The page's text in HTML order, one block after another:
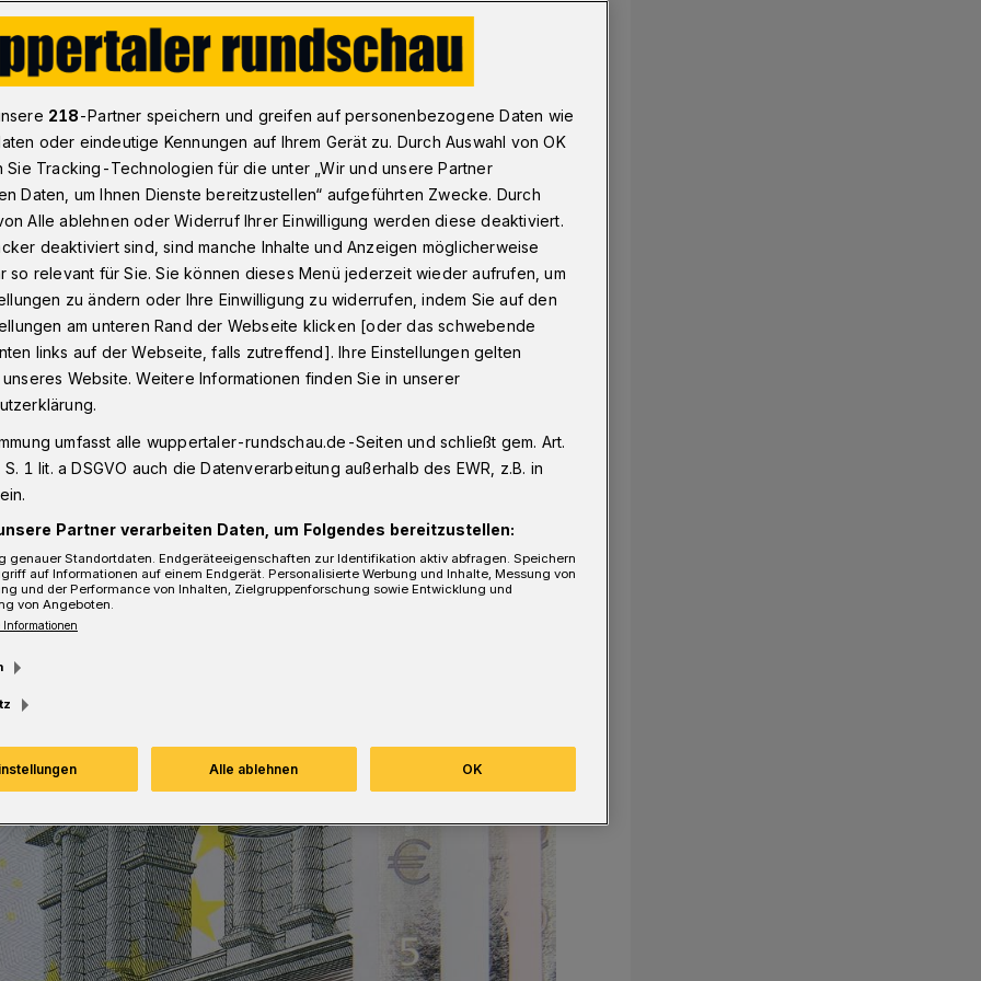
geeigneten Kredit beantragen
zum geeigneten
Kreditarten für jeweils andere Projekte
die passenden Kredite auszuwählen,
zu haben, ohne hierfür übermäßig
gibt es fünf Schritte, die auf
gegangen werden müssen. Das gilt
etwas gönnen, das Geld investieren
Dieser Artikel stellt die fünf
vor und erläutert, worauf
achten müssen.
218-Partner speichern und greifen auf personenbezogene Daten wie
oder eindeutige Kennungen auf Ihrem Gerät zu. Durch Auswahl von OK
Sie Tracking-Technologien für die unter „Wir und unsere Partner
Daten, um Ihnen Dienste bereitzustellen“ aufgeführten Zwecke. Durch
Alle ablehnen oder Widerruf Ihrer Einwilligung werden diese deaktiviert.
deaktiviert sind, sind manche Inhalte und Anzeigen möglicherweise
so relevant für Sie. Sie können dieses Menü jederzeit wieder aufrufen, um
zu ändern oder Ihre Einwilligung zu widerrufen, indem Sie auf den
am unteren Rand der Webseite klicken [oder das schwebende
links auf der Webseite, falls zutreffend]. Ihre Einstellungen gelten
Website. Weitere Informationen finden Sie in unserer
umfasst alle wuppertaler-rundschau.de-Seiten und schließt gem. Art.
1 lit. a DSGVO auch die Datenverarbeitung außerhalb des EWR, z.B. in
Partner verarbeiten Daten, um Folgendes bereitzustellen:
genauer Standortdaten. Endgeräteeigenschaften zur Identifikation aktiv abfragen. Speichern
auf Informationen auf einem Endgerät. Personalisierte Werbung und Inhalte, Messung von
und der Performance von Inhalten, Zielgruppenforschung sowie Entwicklung und
von Angeboten.
Alle ablehnen OK